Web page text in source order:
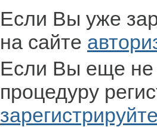
Если Вы уже
на сайте
Если Вы еще не
процедуру